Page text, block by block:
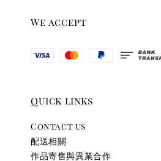
We accept
Quick links
Contact us
配送相關
作品寄售與異業合作